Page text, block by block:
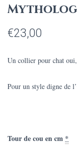
€23,00
Un collier pour chat
Pour un style digne de
Tour de cou en cm *